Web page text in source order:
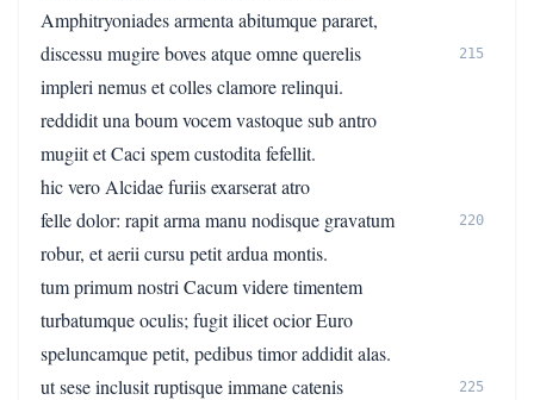
Amphitryoniades armenta abitumque pararet,
discessu mugire boves atque omne querelis
215
impleri nemus et colles clamore relinqui.
reddidit una boum vocem vastoque sub antro
mugiit et Caci spem custodita fefellit.
hic vero Alcidae furiis exarserat atro
felle dolor: rapit arma manu nodisque gravatum
220
robur, et aerii cursu petit ardua montis.
tum primum nostri Cacum videre timentem
turbatumque oculis; fugit ilicet ocior Euro
speluncamque petit, pedibus timor addidit alas.
ut sese inclusit ruptisque immane catenis
225